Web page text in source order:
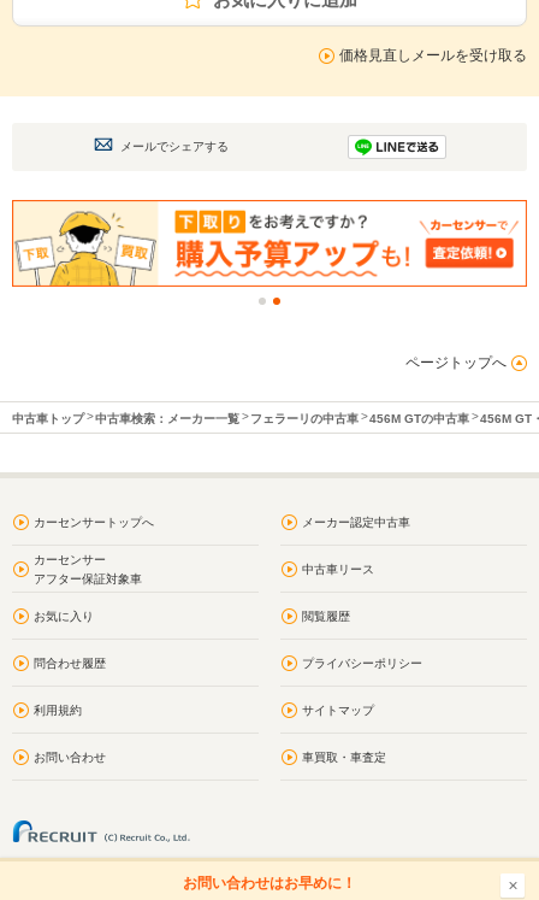
価格見直しメールを受け取る
メールでシェアする
ページトップへ
中古車トップ 中古車検索：メーカー一覧 フェラーリの中古車 456M GTの中古車 456M GT
カーセンサートップへ メーカー認定中古車
カーセンサー
アフター保証対象車
中古車リース
お気に入り 閲覧履歴
問合わせ履歴 プライバシーポリシー
利用規約 サイトマップ
お問い合わせ 車買取・車査定
お問い合わせはお早めに！